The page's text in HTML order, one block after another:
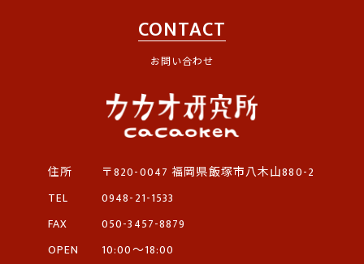
CONTACT
お問い合わせ
住所 〒820-0047福岡県飯塚市八木山880-2
TEL
0948-21-1533
FAX
050-3457-8879
OPEN
10:00～18:00